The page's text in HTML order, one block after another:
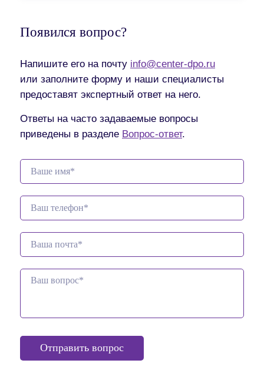
Появился вопрос?
Напишите его на почту info@center-dpo.ru
или заполните форму и наши специалисты
предоставят экспертный ответ на него.
Ответы на часто задаваемые вопросы
приведены в разделе Вопрос-ответ.
Отправить вопрос